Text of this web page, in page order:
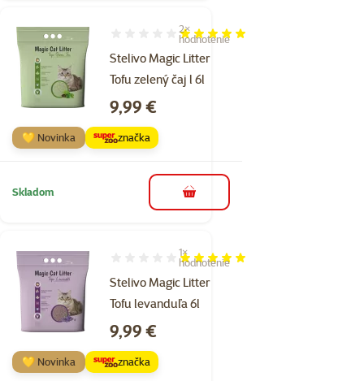
Stelivo Magic Litter
Tofu zelený čaj l 6l
Hodnotenie 100%, počet hodnotení: 2
2×
hodnotenie
Cena
9,99 €
💛 Novinka značka
Skladom do košíka
Stelivo Magic Litter
Tofu levanduľa 6l
Hodnotenie 100%, počet hodnotení: 1
1×
hodnotenie
Cena
9,99 €
💛 Novinka značka